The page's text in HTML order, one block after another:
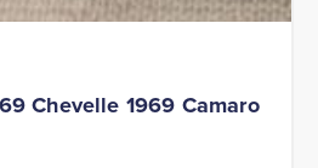
Chevelle 1969 Camaro